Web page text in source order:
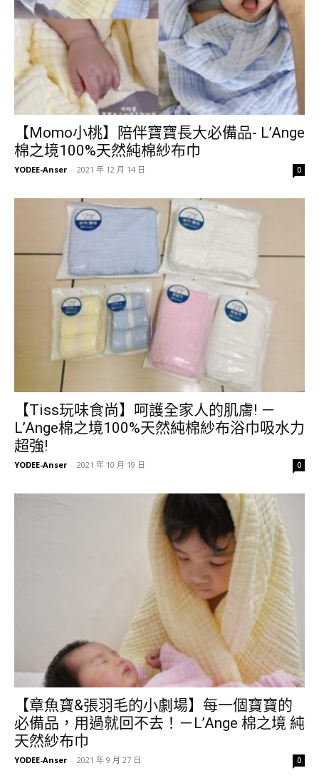
【Momo小桃】陪伴寶寶長大必備品- L’Ange
棉之境100%天然純棉紗布巾
YODEE-Anser - 2021 年 12 月 14 日 0
【Tiss玩味食尚】呵護全家人的肌膚! －
L’Ange棉之境100%天然純棉紗布浴巾吸水力
超強!
YODEE-Anser - 2021 年 10 月 19 日 0
【章魚寶&張羽毛的小劇場】每一個寶寶的
必備品，用過就回不去！－L’Ange 棉之境 純
天然紗布巾
YODEE-Anser - 2021 年 9 月 27 日 0